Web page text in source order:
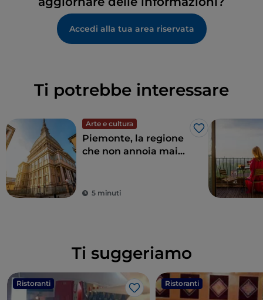
Accedi alla tua area riservata
Ti potrebbe interessare
Arte e cultura
Like
Piemonte, la regione
che non annoia mai
5 minuti
Ti suggeriamo
Ristoranti
Like
Ristoranti